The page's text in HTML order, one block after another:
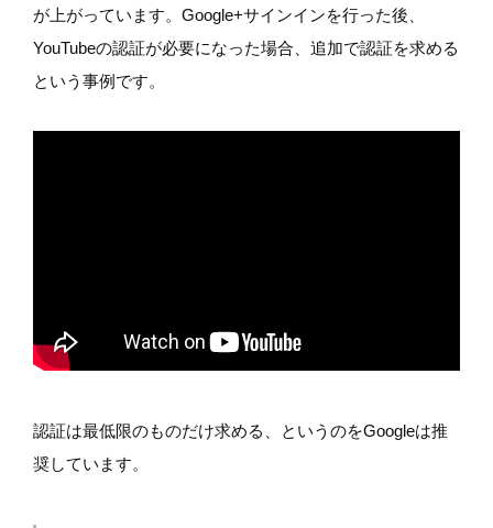
が上がっています。Google+サインインを行った後、
YouTubeの認証が必要になった場合、追加で認証を求める
という事例です。
認証は最低限のものだけ求める、というのをGoogleは推
奨しています。